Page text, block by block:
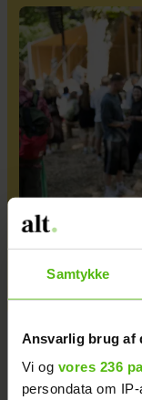
Samtykke
Ansvarlig brug af
Vi og vores 236
persondata om
Steen